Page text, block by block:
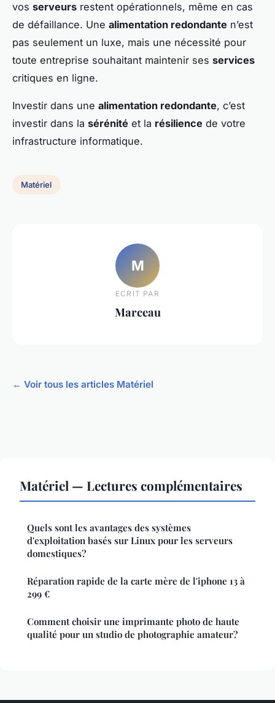
vos serveurs restent opérationnels, même en cas
de défaillance. Une alimentation redondante n’est
pas seulement un luxe, mais une nécessité pour
toute entreprise souhaitant maintenir ses services
critiques en ligne.
Investir dans une alimentation redondante, c’est
investir dans la sérénité et la résilience de votre
infrastructure informatique.
Matériel
M
ECRIT PAR
Marceau
← Voir tous les articles Matériel
Matériel — Lectures complémentaires
Quels sont les avantages des systèmes
d'exploitation basés sur Linux pour les serveurs
domestiques?
Réparation rapide de la carte mère de l'iphone 13 à
299 €
Comment choisir une imprimante photo de haute
qualité pour un studio de photographie amateur?